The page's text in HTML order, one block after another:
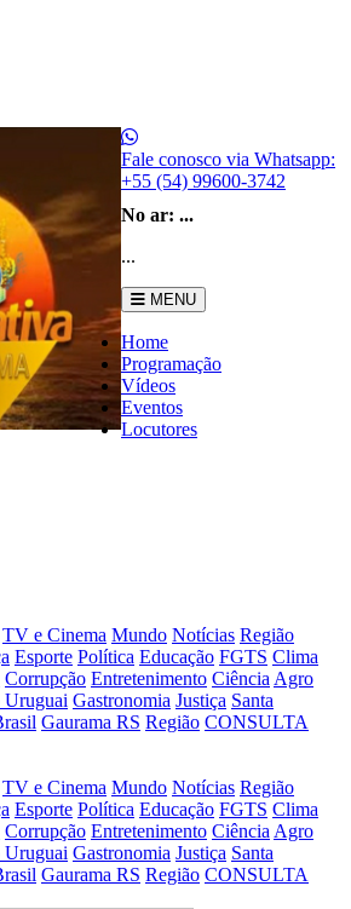
Fale conosco via Whatsapp:
+55 (54) 99600-3742
No ar: ...
...
MENU
Home
Programação
Vídeos
Eventos
Locutores
TV e Cinema Mundo Notícias Região
Esporte Política Educação FGTS Clima
Corrupção Entretenimento CiênciaAgro
Gastronomia Justiça Santa
Gaurama RS Região CONSULTA
TV e Cinema Mundo Notícias Região
Esporte Política Educação FGTS Clima
Corrupção Entretenimento CiênciaAgro
Gastronomia Justiça Santa
Gaurama RS Região CONSULTA